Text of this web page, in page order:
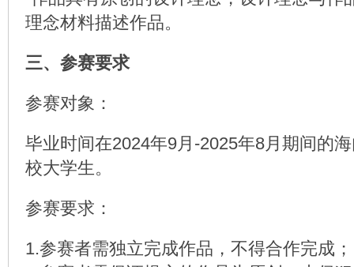
理念材料描述作品。
三、参赛要求
参赛对象：
毕业时间在2024年9月-2025年8月期间的
校大学生。
参赛要求：
1.参赛者需独立完成作品，不得合作完成；